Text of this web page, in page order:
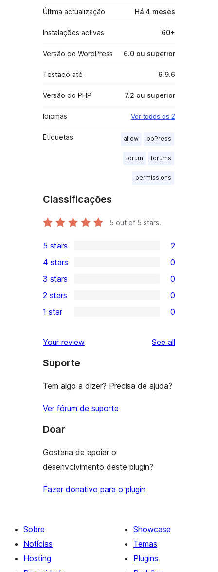
Última actualização Há 4 meses
Instalações activas 60+
Versão do WordPress 6.0 ou superior
Testado até 6.9.6
Versão do PHP 7.2 ou superior
Idiomas Ver todos os 2
Etiquetas allow bbPress
forum forums
permissions
Classificações
5 out of 5 stars.
5-
star
reviews
5 stars 2
4-
star
reviews
4 stars 0
3-
star
3 stars 0
2-
reviews
2 stars 0
star
reviews
1 star 0
Your review See all
Suporte
Tem algo a dizer? Precisa de ajuda?
Ver fórum de suporte
Doar
Gostaria de apoiar o
desenvolvimento deste plugin?
Fazer donativo para o plugin
Sobre
Notícias
Hosting
Showcase
Temas
Plugins